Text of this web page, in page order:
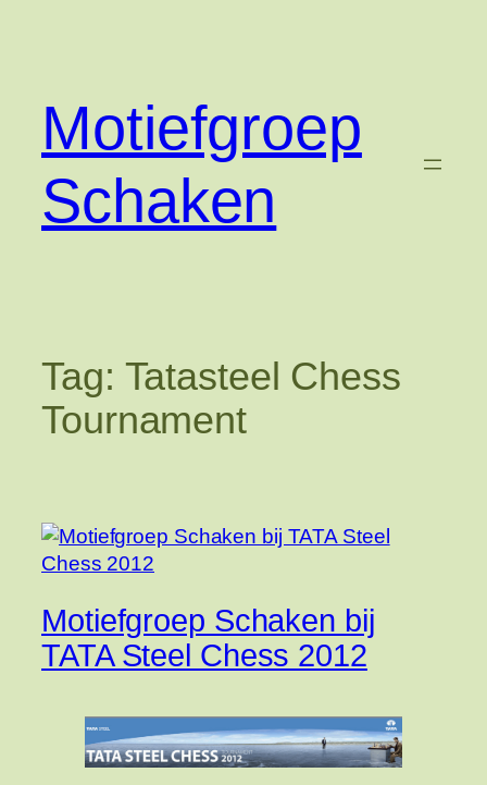
inhoudMotiefgroep
Schaken
Tag: Tatasteel Chess
Tournament
Motiefgroep Schaken bij
TATA Steel Chess 2012